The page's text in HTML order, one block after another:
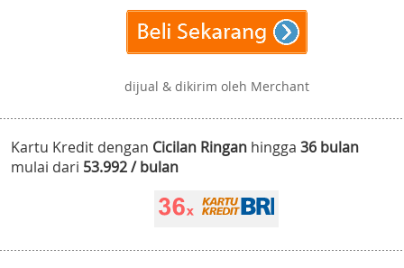
dijual & dikirim oleh Merchant
Kartu Kredit dengan Cicilan Ringan hingga 36 bulan
mulai dari 53.992 / bulan